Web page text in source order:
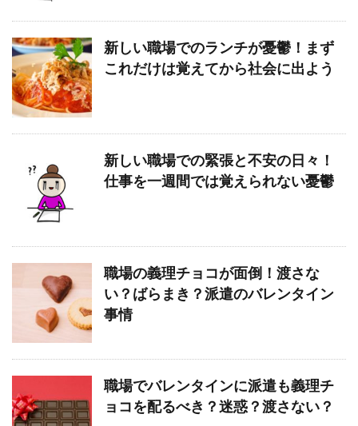
新しい職場でのランチが憂鬱！まず
これだけは覚えてから社会に出よう
新しい職場での緊張と不安の日々！
仕事を一週間では覚えられない憂鬱
職場の義理チョコが面倒！渡さな
い？ばらまき？派遣のバレンタイン
事情
職場でバレンタインに派遣も義理チ
ョコを配るべき？迷惑？渡さない？